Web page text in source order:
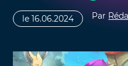
le 16.06.2024 Par